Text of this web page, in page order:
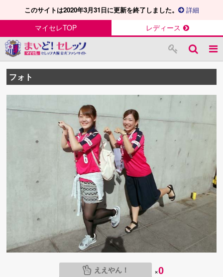
このサイトは2020年3月31日に更新を終了しました。 詳細
マイセレTOP レディース
フォト
ええやん！ ×0